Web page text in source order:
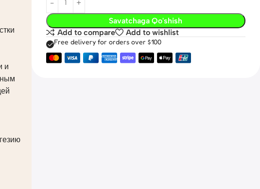
и
Savatchaga Qo'shish
Add to compare
Add to wishlist
Free delivery for orders over $100